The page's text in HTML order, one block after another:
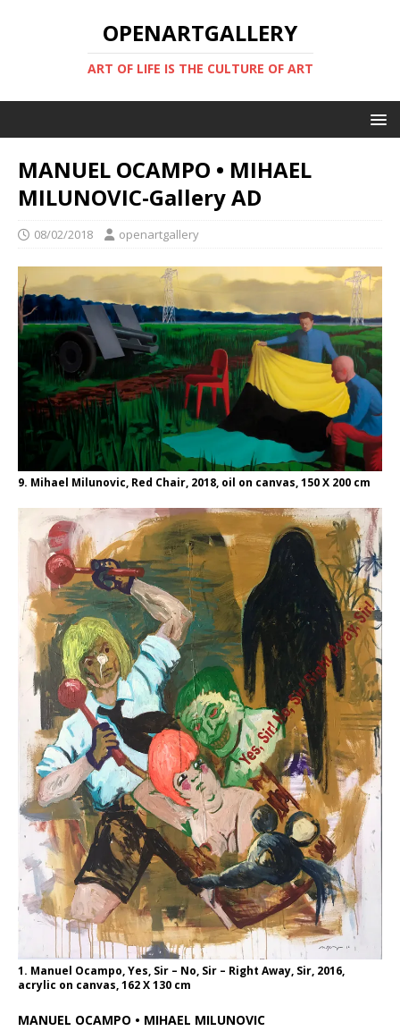
OPENARTGALLERY
ART OF LIFE IS THE CULTURE OF ART
MANUEL OCAMPO • MIHAEL
MILUNOVIC-Gallery AD
08/02/2018 openartgallery
9. Mihael Milunovic, Red Chair, 2018, oil on canvas, 150 X 200 cm
1. Manuel Ocampo, Yes, Sir – No, Sir – Right Away, Sir, 2016,
acrylic on canvas, 162 Χ 130 cm
MANUEL OCAMPO • MIHAEL MILUNOVIC